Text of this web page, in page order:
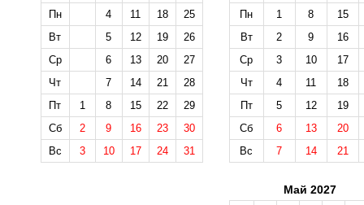
Пн
4 11 18
25
Вт
5 12 19
26
Ср
6 13 20
27
Чт
7 14 21
28
Пт
1 8 15 22
29
Сб
2 9 16 23
30
Вс
3 10 17 24 31
Пн
1 8
15
Вт
2 9
16
Ср
3 10
17
Чт
4 11
18
Пт
5 12
19
Сб
6 13
20
Вс
7 14 21
Май 2027